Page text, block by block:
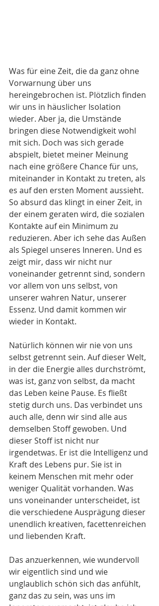
Was für eine Zeit, die da ganz ohne
Vorwarnung über uns
hereingebrochen ist. Plötzlich finden
wir uns in häuslicher Isolation
wieder. Aber ja, die Umstände
bringen diese Notwendigkeit wohl
mit sich. Doch was sich gerade
abspielt, bietet meiner Meinung
nach eine größere Chance für uns,
miteinander in Kontakt zu treten, als
es auf den ersten Moment aussieht.
So absurd das klingt in einer Zeit, in
der einem geraten wird, die sozialen
Kontakte auf ein Minimum zu
reduzieren. Aber ich sehe das Außen
als Spiegel unseres Inneren. Und es
zeigt mir, dass wir nicht nur
voneinander getrennt sind, sondern
vor allem von uns selbst, von
unserer wahren Natur, unserer
Essenz. Und damit kommen wir
wieder in Kontakt.
Natürlich können wir nie von uns
selbst getrennt sein. Auf dieser Welt,
in der die Energie alles durchströmt,
was ist, ganz von selbst, da macht
das Leben keine Pause. Es fließt
stetig durch uns. Das verbindet uns
auch alle, denn wir sind alle aus
demselben Stoff gewoben. Und
dieser Stoff ist nicht nur
irgendetwas. Er ist die Intelligenz und
Kraft des Lebens pur. Sie ist in
keinem Menschen mit mehr oder
weniger Qualität vorhanden. Was
uns voneinander unterscheidet, ist
die verschiedene Ausprägung dieser
unendlich kreativen, facettenreichen
und liebenden Kraft.
Das anzuerkennen, wie wundervoll
wir eigentlich sind und wie
unglaublich schön sich das anfühlt,
ganz das zu sein, was uns im